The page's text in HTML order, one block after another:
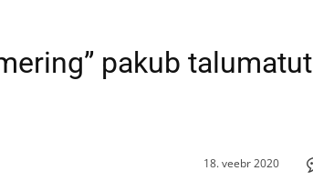
pakub talumatut
18. veebr 2020